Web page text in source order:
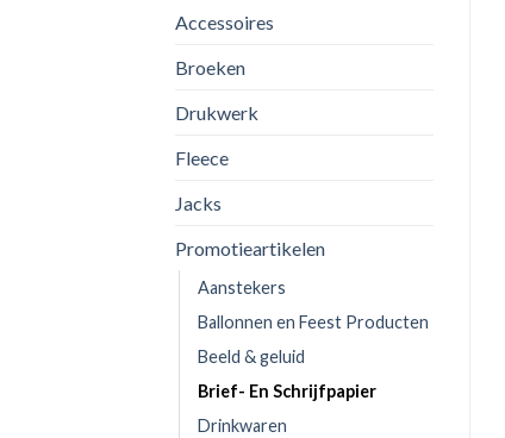
Accessoires
Broeken
Drukwerk
Fleece
Jacks
Promotieartikelen
Aanstekers
Ballonnen en Feest Producten
Beeld & geluid
Brief- En Schrijfpapier
Drinkwaren